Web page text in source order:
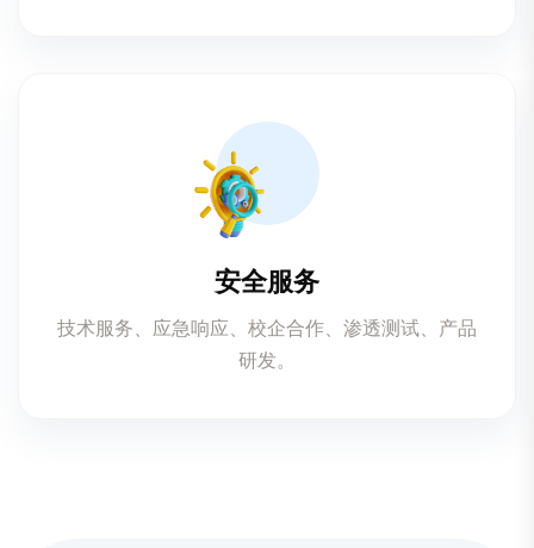
安全服务
技术服务、应急响应、校企合作、渗透测试、产品
研发。